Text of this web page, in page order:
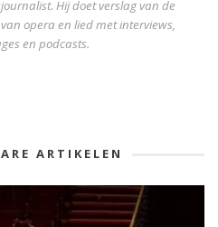
Hij doet verslag van de
opera en lied met interviews,
en podcasts.
ARTIKELEN